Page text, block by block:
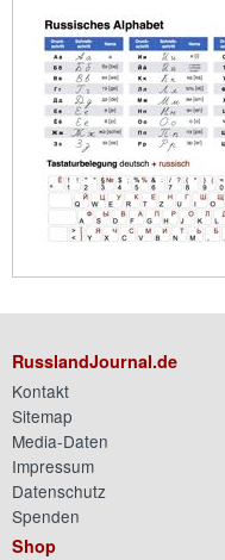
RusslandJournal.de
Kontakt
Sitemap
Media-Daten
Impressum
Datenschutz
Spenden
Shop